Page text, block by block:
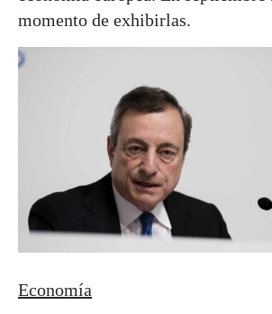
momento de exhibirlas.
Economía